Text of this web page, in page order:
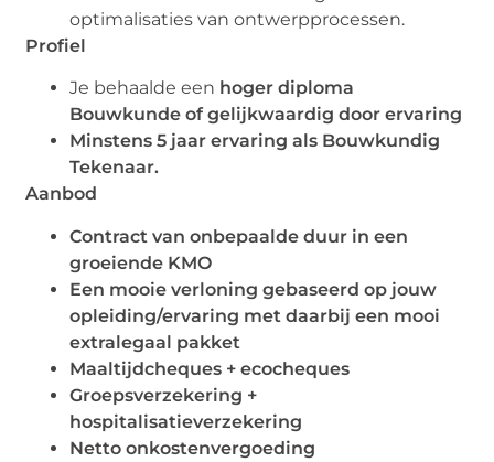
optimalisaties van ontwerpprocessen.
Profiel
Je behaalde een hoger diploma
Bouwkunde of gelijkwaardig door ervaring
Minstens 5 jaar ervaring als Bouwkundig
Tekenaar.
Aanbod
Contract van onbepaalde duur in een
groeiende KMO
Een mooie verloning gebaseerd op jouw
opleiding/ervaring met daarbij een mooi
extralegaal pakket
Maaltijdcheques + ecocheques
Groepsverzekering +
hospitalisatieverzekering
Netto onkostenvergoeding